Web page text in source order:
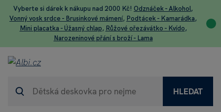
Vyberte si dárek k nákupu nad 2000 Kč! Odznáček - Alkohol,
Vonný vosk srdce - Brusinkové mámení, Podtácek - Kamarádka,
Mini placatka - Úžasný chlap, Růžové ořezávátko - Kvído,
Narozeninové přání s broží - Lama
HLEDAT